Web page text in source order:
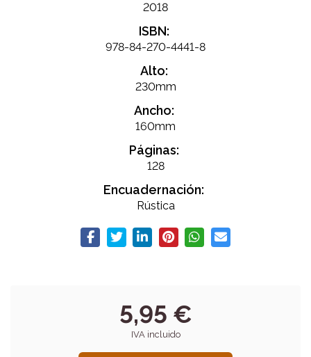
2018
ISBN:
978-84-270-4441-8
Alto:
230mm
Ancho:
160mm
Páginas:
128
Encuadernación:
Rústica
5,95 €
IVA incluido